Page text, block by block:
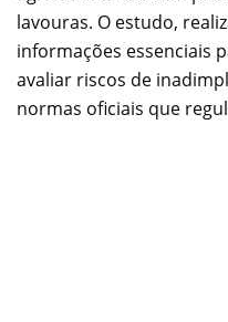
lavouras. O estudo,
informações essenciais
avaliar riscos de
normas oficiais que